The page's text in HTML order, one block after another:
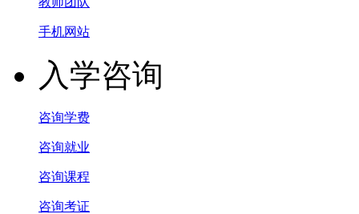
手机网站
入学咨询
咨询学费
咨询就业
咨询课程
咨询考证